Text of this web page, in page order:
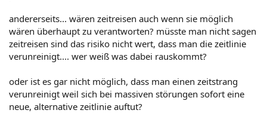
andererseits... wären zeitreisen auch wenn sie möglich
wären überhaupt zu verantworten? müsste man nicht sagen
zeitreisen sind das risiko nicht wert, dass man die zeitlinie
verunreinigt.... wer weiß was dabei rauskommt?
oder ist es gar nicht möglich, dass man einen zeitstrang
verunreinigt weil sich bei massiven störungen sofort eine
neue, alternative zeitlinie auftut?